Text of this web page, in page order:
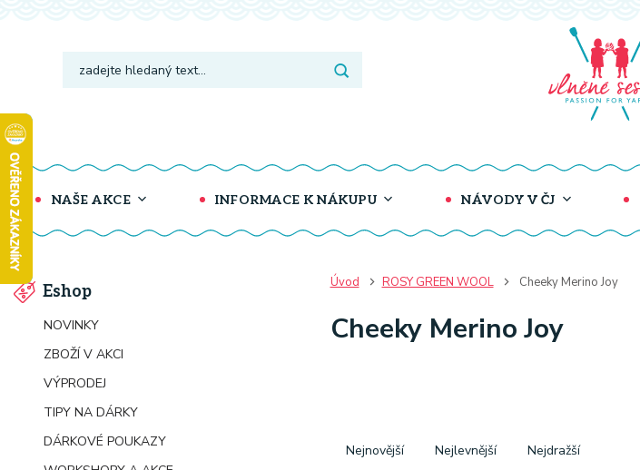
NAŠE AKCE INFORMACE K NÁKUPU NÁVODY V ČJ
Eshop
NOVINKY
ZBOŽÍ V AKCI
VÝPRODEJ
TIPY NA DÁRKY
DÁRKOVÉ POUKAZY
Úvod ROSY GREEN WOOL Cheeky Merino Joy
Cheeky Merino Joy
Nejnovější Nejlevnější Nejdražší